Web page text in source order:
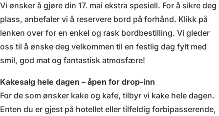
Vi ønsker å gjøre din 17. mai ekstra spesiell. For å sikre deg
plass, anbefaler vi å reservere bord på forhånd. Klikk på
lenken over for en enkel og rask bordbestilling. Vi gleder
oss til å ønske deg velkommen til en festlig dag fylt med
smil, god mat og fantastisk atmosfære!
Kakesalg hele dagen – åpen for drop-inn
For de som ønsker kake og kafe, tilbyr vi kake hele dagen.
Enten du er gjest på hotellet eller tilfeldig forbipasserende,